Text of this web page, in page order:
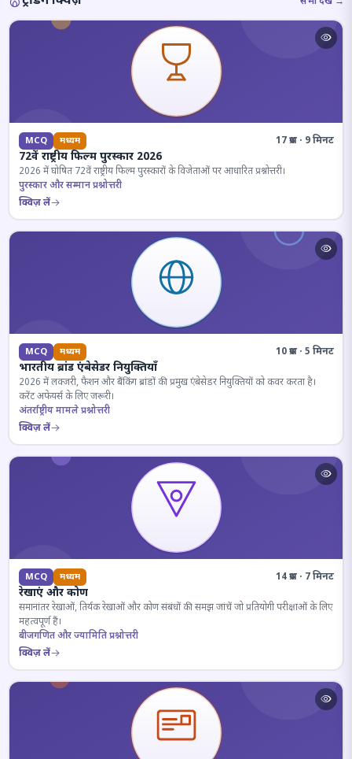
MCQ मध्यम 17 प्रश्न · 9 मिनट
72वें राष्ट्रीय फिल्म पुरस्कार 2026
2026 में घोषित 72वें राष्ट्रीय फिल्म पुरस्कारों के विजेताओं पर आधारित प्रश्नोत्तरी।
पुरस्कार और सम्मान प्रश्नोत्तरी
क्विज़ लें
MCQ मध्यम 10 प्रश्न · 5 मिनट
भारतीय ब्रांड एंबेसेडर नियुक्तियाँ
2026 में लक्जरी, फैशन और बैंकिंग ब्रांडों की प्रमुख एंबेसेडर नियुक्तियों को कवर करता है।
करेंट अफेयर्स के लिए जरूरी।
अंतर्राष्ट्रीय मामले प्रश्नोत्तरी
क्विज़ लें
MCQ मध्यम 14 प्रश्न · 7 मिनट
रेखाएं और कोण
समानांतर रेखाओं, तिर्यक रेखाओं और कोण संबंधों की समझ जांचें जो प्रतियोगी परीक्षाओं के लिए
महत्वपूर्ण हैं।
बीजगणित और ज्यामिति प्रश्नोत्तरी
क्विज़ लें